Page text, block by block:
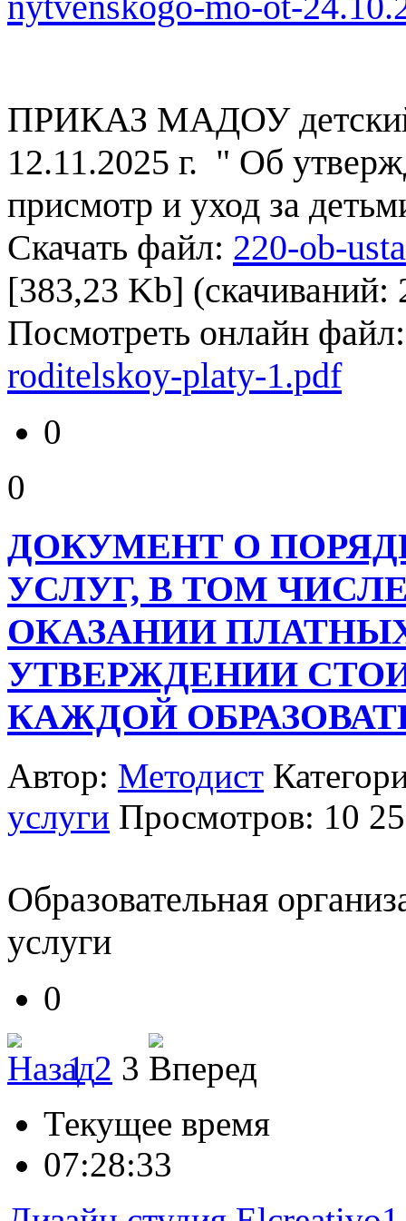
ПРИКАЗ МАДОУ
12.11.2025 г. " Об
присмотр и уход за
Скачать файл: 220-ob-
[383,23 Kb] (cкачиваний:
Посмотреть онлайн
roditelskoy-platy-1.pdf
0
0
ДОКУМЕНТ О
УСЛУГ, В ТОМ
ОКАЗАНИИ
УТВЕРЖДЕНИИ
КАЖДОЙ
Автор: Методист
услуги Просмотров: 10
Образовательная
услуги
0
1 2 3
Текущее время
07:28:34